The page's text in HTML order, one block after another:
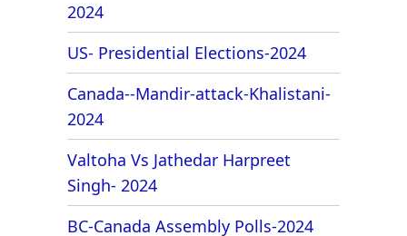
2024
US- Presidential Elections-2024
Canada--Mandir-attack-Khalistani-
2024
Valtoha Vs Jathedar Harpreet
Singh- 2024
BC-Canada Assembly Polls-2024